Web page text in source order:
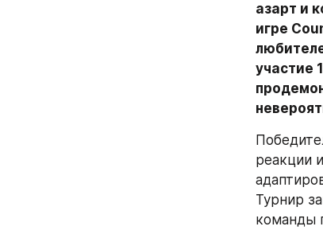
азарт и
игре
участие
реакции
Турнир
команды